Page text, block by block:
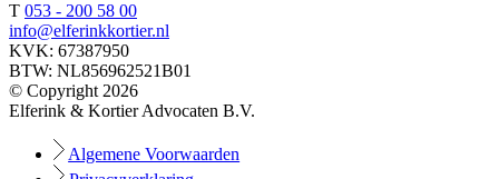
T 053 - 200 58 00
info@elferinkkortier.nl
KVK: 67387950
BTW: NL856962521B01
© Copyright 2026
Elferink & Kortier Advocaten B.V.
Algemene Voorwaarden